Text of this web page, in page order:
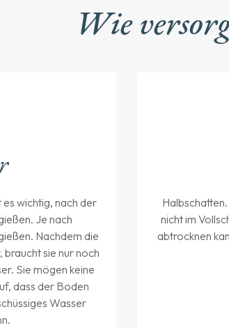
Wie
wichtig, nach der
Je nach
Nachdem die
braucht sie nur noch
Sie mögen keine
dass der Boden
Wasser
nicht im
abtrocknen